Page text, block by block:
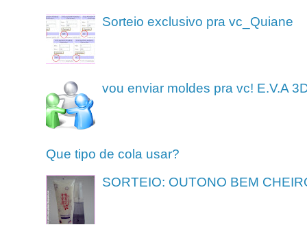
Sorteio exclusivo pra vc_Quiane
vou enviar moldes pra vc! E.V.A
Que tipo de cola usar?
SORTEIO: OUTONO BEM